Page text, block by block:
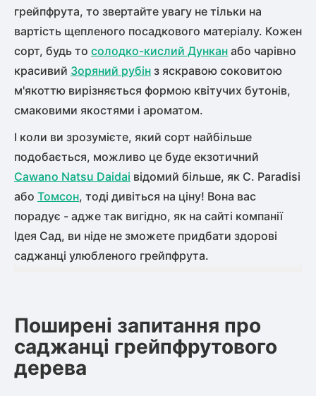
грейпфрута, то звертайте увагу не тільки на
вартість щепленого посадкового матеріалу. Кожен
сорт, будь то солодко-кислий Дункан або чарівно
красивий Зоряний рубін з яскравою соковитою
м'якоттю вирізняється формою квітучих бутонів,
смаковими якостями і ароматом.
І коли ви зрозумієте, який сорт найбільше
подобається, можливо це буде екзотичний
Cawano Natsu Daidai відомий більше, як C. Paradisi
або Томсон, тоді дивіться на ціну! Вона вас
порадує - адже так вигідно, як на сайті компанії
Ідея Сад, ви ніде не зможете придбати здорові
саджанці улюбленого грейпфрута.
Поширені запитання про
саджанці грейпфрутового
дерева